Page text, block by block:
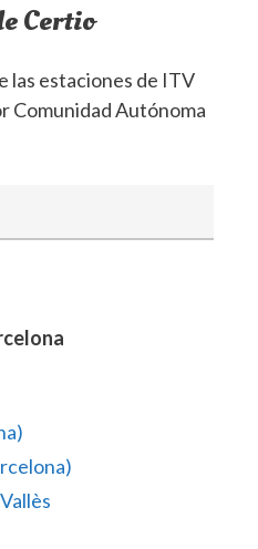
Certio
las estaciones de ITV
Comunidad Autónoma